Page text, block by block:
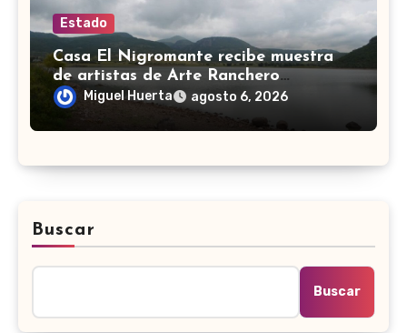
Estado
Casa El Nigromante recibe muestra
de artistas de Arte Ranchero
Pandillero
Miguel Huerta agosto 6, 2026
Buscar
Buscar